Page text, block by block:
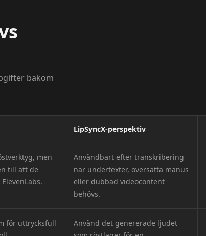
bakom
LipSyncX-perspektiv
men
till att de
Användbart efter transkribering
när undertexter, översatta manus
eller dubbad videocontent
behövs.
för uttrycksfull
Använd det genererade ljudet